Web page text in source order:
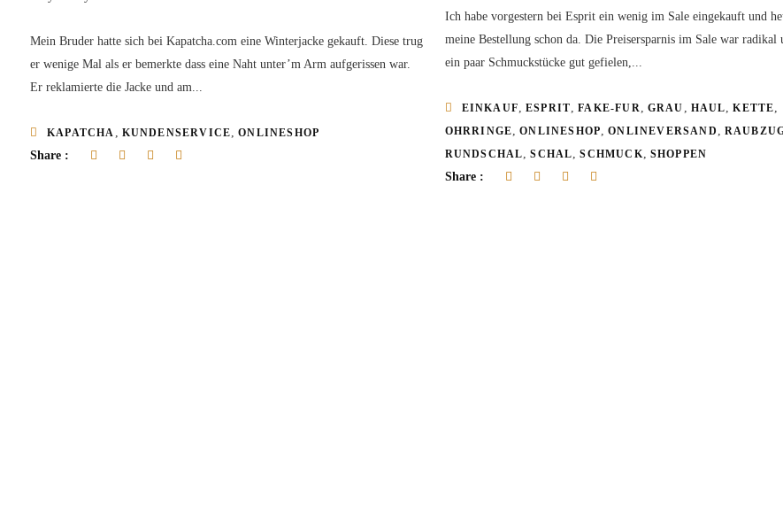
Mein Bruder hatte sich bei Kapatcha.com eine Winterjacke gekauft. Diese trug
er wenige Mal als er bemerkte dass eine Naht unter’m Arm aufgerissen war.
Er reklamierte die Jacke und am...
KAPATCHA , KUNDENSERVICE,ONLINESHOP
Share :
Ich habe vorgestern bei Esprit ein wenig im Sale eingekauft und
meine Bestellung schon da. Die Preisersparnis im Sale war radikal
ein paar Schmuckstücke gut gefielen,...
EINKAUF, ESPRIT,FAKE-FUR, GRAU , HAUL,KETTE,
OHRRINGE,ONLINESHOP,ONLINEVERSAND ,
RUNDSCHAL,SCHAL,SCHMUCK, SHOPPEN
Share :